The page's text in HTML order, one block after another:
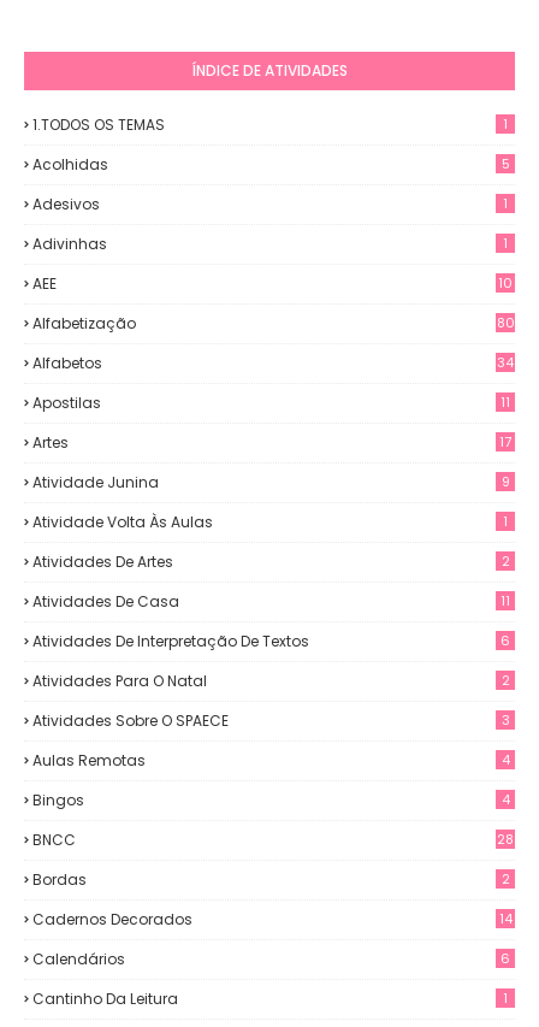
ÍNDICE DE ATIVIDADES
1.TODOS OS TEMAS 1
Acolhidas 5
Adesivos 1
Adivinhas 1
AEE 10
Alfabetização 80
Alfabetos 34
Apostilas 11
Artes 17
Atividade Junina 9
Atividade Volta Às Aulas 1
Atividades De Artes 2
Atividades De Casa 11
Atividades De Interpretação De Textos 6
Atividades Para O Natal 2
Atividades Sobre O SPAECE 3
Aulas Remotas 4
Bingos 4
BNCC 28
Bordas 2
Cadernos Decorados 14
Calendários 6
Cantinho Da Leitura 1